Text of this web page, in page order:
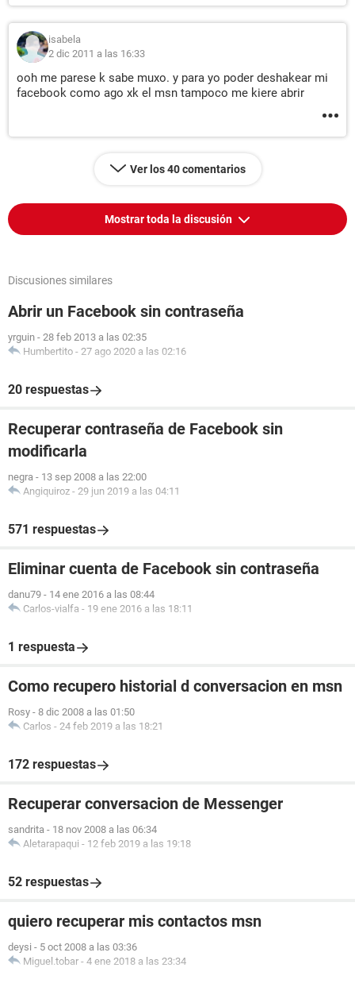
isabela
2 dic 2011 a las 16:33
ooh me parese k sabe muxo. y para yo poder deshakear mi
facebook como ago xk el msn tampoco me kiere abrir
Ver los 40 comentarios
Mostrar toda la discusión
Discusiones similares
Abrir un Facebook sin contraseña
yrguin - 28 feb 2013 a las 02:35
Humbertito - 27 ago 2020 a las 02:16
20 respuestas
Recuperar contraseña de Facebook sin
modificarla
negra - 13 sep 2008 a las 22:00
Angiquiroz - 29 jun 2019 a las 04:11
571 respuestas
Eliminar cuenta de Facebook sin contraseña
danu79 - 14 ene 2016 a las 08:44
Carlos-vialfa - 19 ene 2016 a las 18:11
1 respuesta
Como recupero historial d conversacion en msn
Rosy - 8 dic 2008 a las 01:50
Carlos - 24 feb 2019 a las 18:21
172 respuestas
Recuperar conversacion de Messenger
sandrita - 18 nov 2008 a las 06:34
Aletarapaqui - 12 feb 2019 a las 19:18
52 respuestas
quiero recuperar mis contactos msn
deysi - 5 oct 2008 a las 03:36
Miguel.tobar - 4 ene 2018 a las 23:34